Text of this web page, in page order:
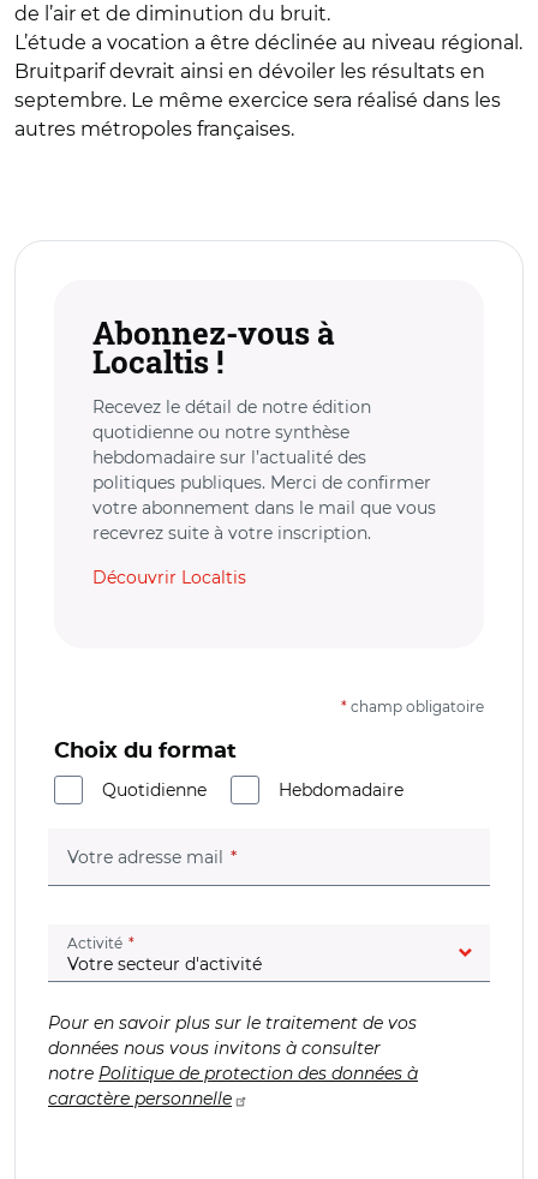
de l’air et de diminution du bruit.
L’étude a vocation a être déclinée au niveau régional.
Bruitparif devrait ainsi en dévoiler les résultats en
septembre. Le même exercice sera réalisé dans les
autres métropoles françaises.
Abonnez-vous à
Localtis !
Recevez le détail de notre édition
quotidienne ou notre synthèse
hebdomadaire sur l’actualité des
politiques publiques. Merci de confirmer
votre abonnement dans le mail que vous
recevrez suite à votre inscription.
Découvrir Localtis
* champ obligatoire
Choix du format
Quotidienne
Hebdomadaire
Votre adresse mail (champ obligatoire)
Activité (champ obligatoire)
Pour en savoir plus sur le traitement de vos
données nous vous invitons à consulter
notre Politique de protection des données à
caractère personnelle